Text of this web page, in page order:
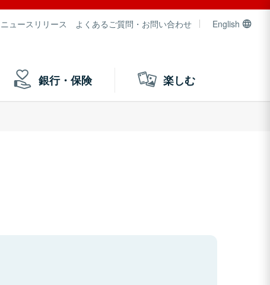
ニュースリリース よくあるご質問・お問い合わせ English
銀行・保険 楽しむ